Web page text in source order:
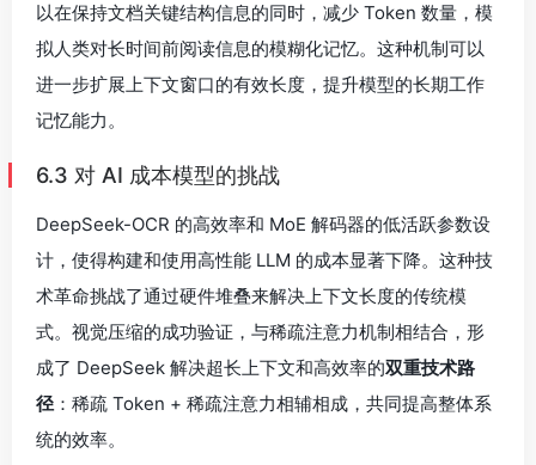
以在保持文档关键结构信息的同时，减少 Token 数量，模
拟人类对长时间前阅读信息的模糊化记忆。这种机制可以
进一步扩展上下文窗口的有效长度，提升模型的长期工作
记忆能力。
6.3 对 AI 成本模型的挑战
DeepSeek-OCR 的高效率和 MoE 解码器的低活跃参数设
计，使得构建和使用高性能 LLM 的成本显著下降。这种技
术革命挑战了通过硬件堆叠来解决上下文长度的传统模
式。视觉压缩的成功验证，与稀疏注意力机制相结合，形
成了 DeepSeek 解决超长上下文和高效率的双重技术路
径：稀疏 Token + 稀疏注意力相辅相成，共同提高整体系
统的效率。